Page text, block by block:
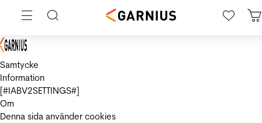
Samtycke
Information
[#IABV2SETTINGS#]
Om
Denna sida använder cookies